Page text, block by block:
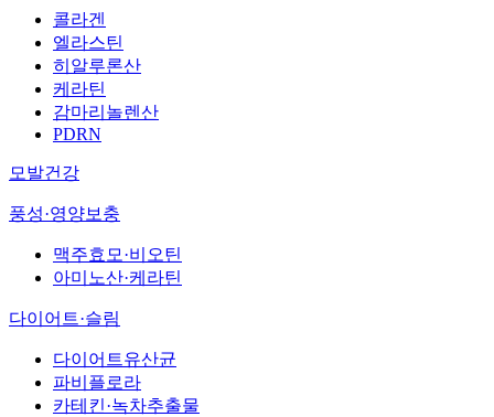
콜라겐
엘라스틴
히알루론산
케라틴
감마리놀렌산
PDRN
모발건강
풍성·영양보충
맥주효모·비오틴
아미노산·케라틴
다이어트·슬림
다이어트유산균
파비플로라
카테킨·녹차추출물